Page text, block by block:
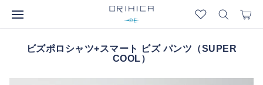
ビズポロシャツ+スマート ビズ パンツ（SUPER
COOL）